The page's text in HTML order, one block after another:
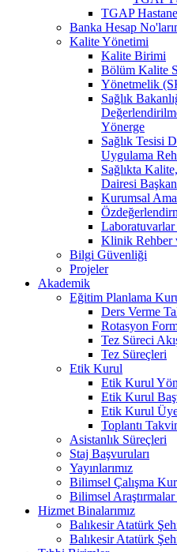
TGAP
Banka Hesap
Kalite Yönetimi
Kalite Birimi
Bölüm Kalite
Yönetmelik
Sağlık
Yönerge
Sağlık Tesisi
Uygulama
Sağlıkta
Dairesi
Kurumsal
Laboratuvarlar
Klinik Rehber
Bilgi Güvenliği
Projeler
Akademik
Eğitim Planlama
Ders Verme
Rotasyon
Tez Süreci
Tez Süreçleri
Etik Kurul
Etik Kurul
Etik Kurul
Etik Kurul
Toplantı
Asistanlık Süreçleri
Staj Başvuruları
Yayınlarımız
Bilimsel Çalışma
Bilimsel
Hizmet Binalarımız
Balıkesir Atatürk
Balıkesir Atatürk